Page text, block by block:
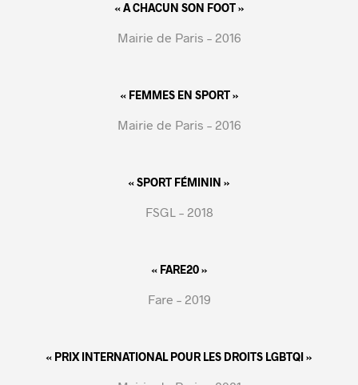
« A CHACUN SON FOOT »
Mairie de Paris – 2016
« FEMMES EN SPORT »
Mairie de Paris – 2016
« SPORT FÉMININ »
FSGL – 2018
« FARE20 »
Fare – 2019
« PRIX INTERNATIONAL POUR LES DROITS LGBTQI »